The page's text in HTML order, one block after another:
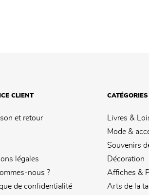
CLIENT
et retour
légales
nous ?
de confidentialité
Livres &
Mode &
Souvenirs
Décoration
Affiches &
Arts de la